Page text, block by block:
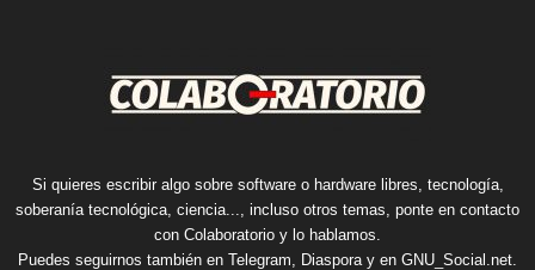
Si quieres escribir algo sobre software o hardware libres, tecnología,
soberanía tecnológica, ciencia..., incluso otros temas, ponte en contacto
con Colaboratorio y lo hablamos.
Puedes seguirnos también en Telegram, Diasporay en GNU_Social.net.